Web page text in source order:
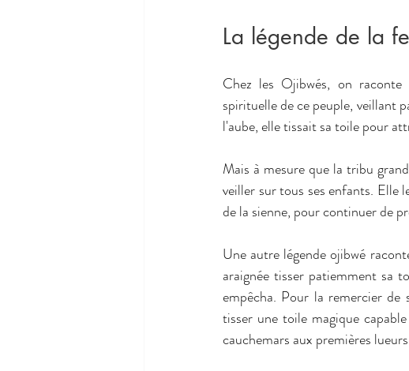
La légende de la
Chez les Ojibwés, on
spirituelle de ce peuple, veillant
l'aube, elle tissait sa toile pour
Mais à mesure que la tribu
veiller sur tous ses enfants. Elle
de la sienne, pour continuer de
Une autre légende ojibwé
araignée tisser patiemment sa
empêcha. Pour la remercier
tisser une toile magique
cauchemars aux premières